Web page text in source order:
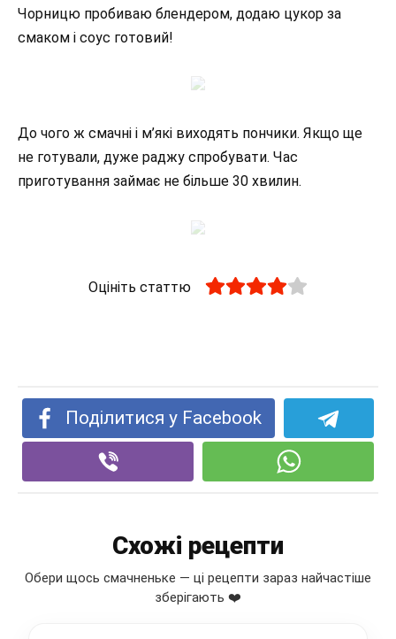
Чорницю пробиваю блендером, додаю цукор за
смаком і соус готовий!
До чого ж смачні і м’які виходять пончики. Якщо ще
не готували, дуже раджу спробувати. Час
приготування займає не більше 30 хвилин.
Оцініть статтю
Поділитися у Facebook
Схожі рецепти
Обери щось смачненьке — ці рецепти зараз найчастіше
зберігають ❤️